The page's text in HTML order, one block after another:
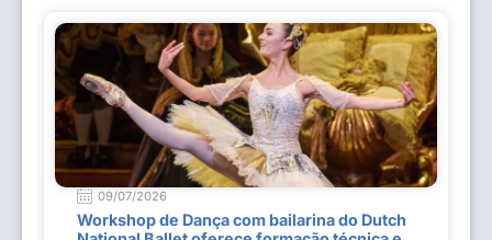
09/07/2026
Workshop de Dança com bailarina do Dutch